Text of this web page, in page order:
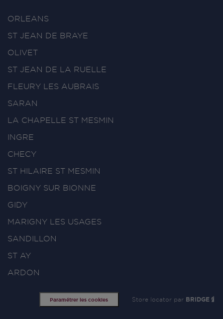
ORLEANS
ST JEAN DE BRAYE
OLIVET
ST JEAN DE LA RUELLE
FLEURY LES AUBRAIS
SARAN
LA CHAPELLE ST MESMIN
INGRE
CHECY
ST HILAIRE ST MESMIN
BOIGNY SUR BIONNE
GIDY
MARIGNY LES USAGES
SANDILLON
ST AY
ARDON
Paramétrer les cookies Store locator par BRIDGE